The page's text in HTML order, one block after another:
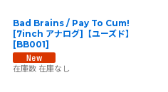
Bad Brains / Pay To Cum!
[7inch アナログ]【ユーズド】
[BB001]
在庫数 在庫なし